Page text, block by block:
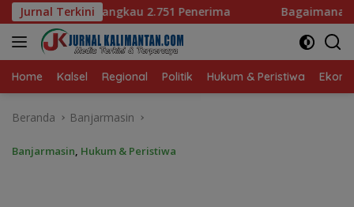
Langsung
ke
konten
Jurnal Terkini
Penerima Bagaimana KIP Hadapi Deepfake dan
Home Kalsel Regional Politik Hukum & Peristiwa
Beranda Banjarmasin
Banjarmasin, Hukum & Peristiwa